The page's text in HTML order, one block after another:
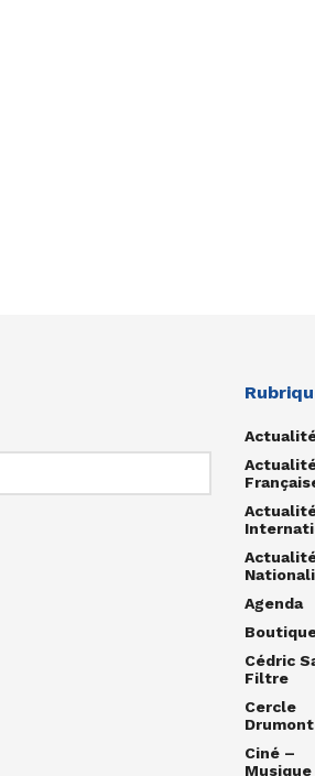
Agenda
Cédric
Filtre
Cercle
Drumont
Ciné –
Musique